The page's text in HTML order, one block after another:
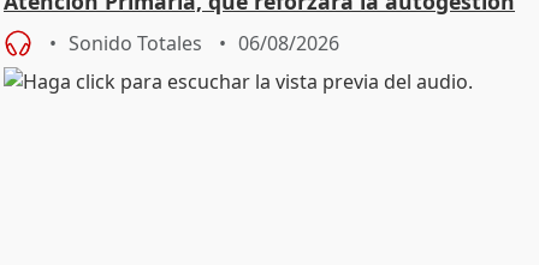
Sonido Totales 06/08/2026